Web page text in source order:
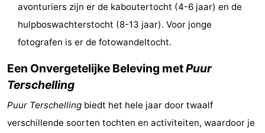
Zwembaden
Fietsen
Wandelen
-
Surfen
-
avonturiers zijn er de kaboutertocht (4-6 jaar) en de
hulpboswachterstocht (8-13 jaar). Voor jonge
fotografen is er de fotowandeltocht.
Een Onvergetelijke Beleving metPuur
Terschelling
Puur Terschelling biedt het hele jaar door twaalf
verschillende soorten tochten en activiteiten, waardoor je